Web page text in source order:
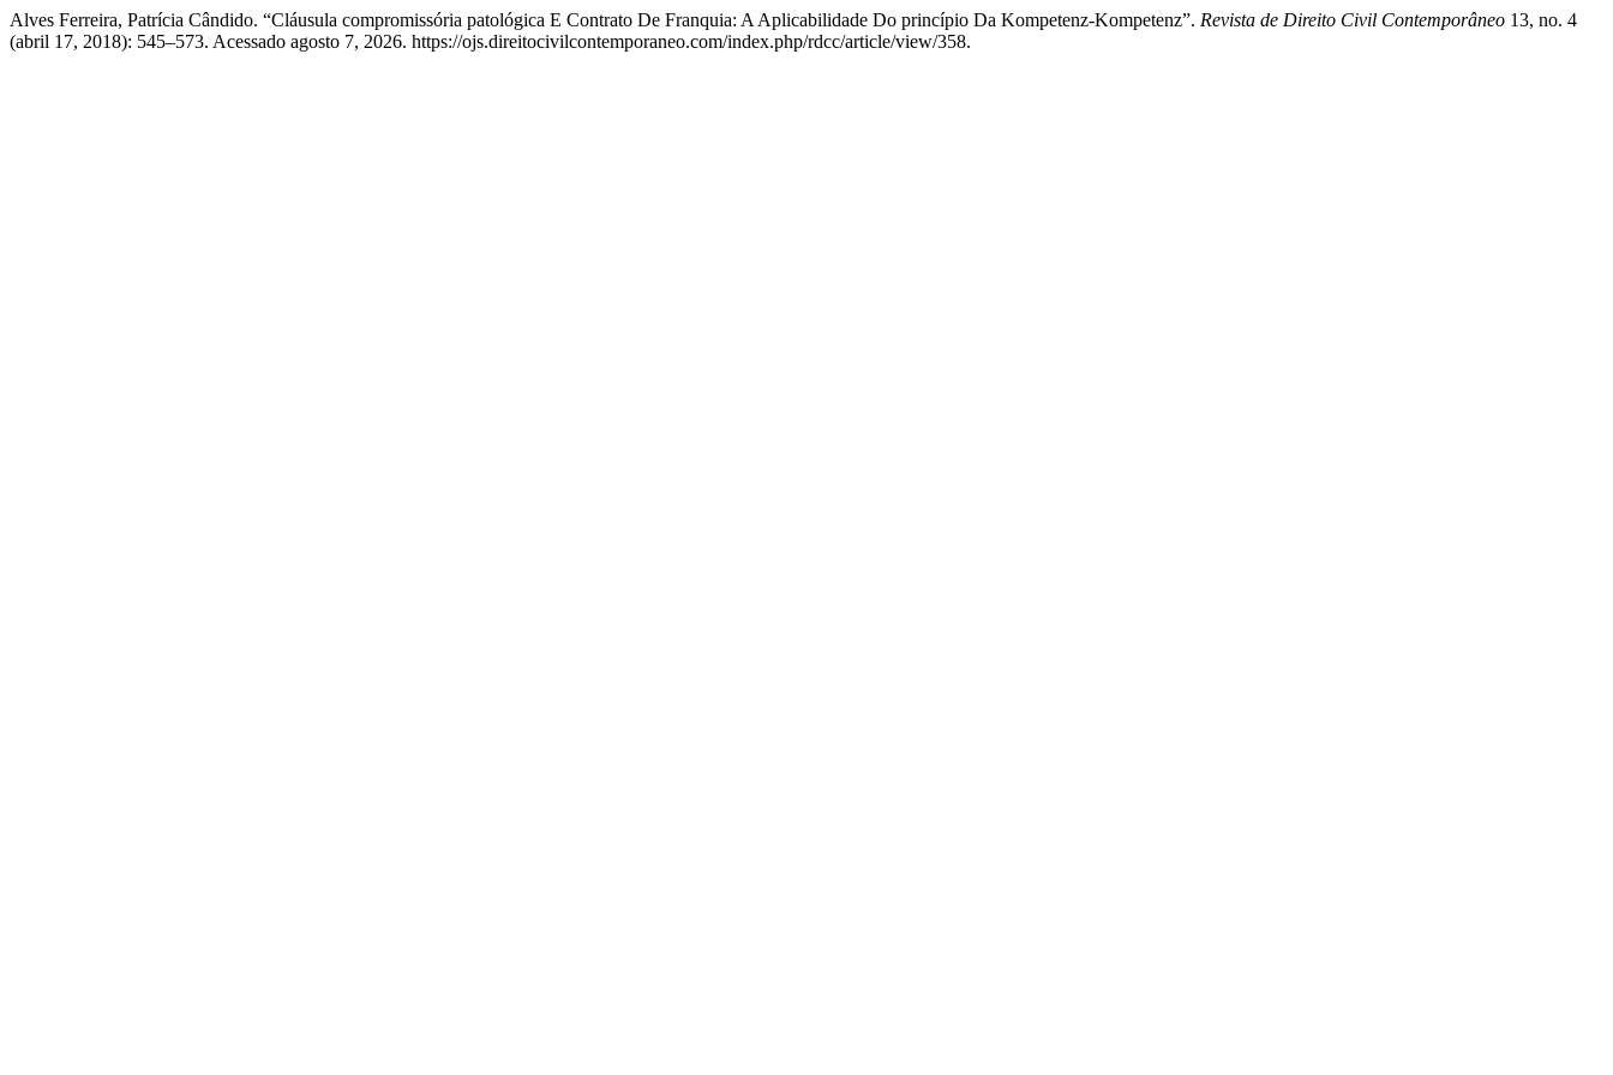
Alves Ferreira, Patrícia Cândido. “Cláusula compromissória patológica E Contrato De Franquia: A Aplicabilidade Do princípio Da Kompetenz-Kompetenz”. Revista de Direito Civil Contemporâneo 13, no. 4
(abril 17, 2018): 545–573. Acessado agosto 7, 2026. https://ojs.direitocivilcontemporaneo.com/index.php/rdcc/article/view/358.